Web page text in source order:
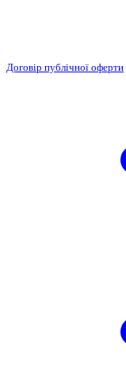
Договір публічної оферти